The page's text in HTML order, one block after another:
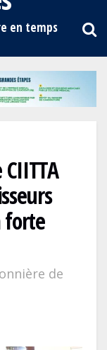
forte
de